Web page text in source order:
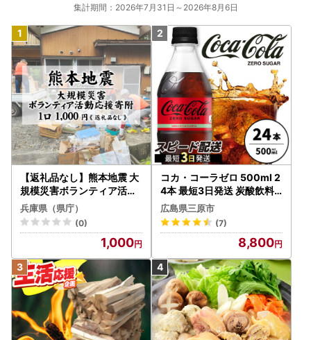
【ワンストップ特例申請書】
「希望する」にチェックをいただいた方に、寄附金受領証明
書とともにお送りいたします。
※寄附申込みのキャンセル、返礼品の変更・返品はできませ
ん。あらかじめご了承ください。
※お礼の品は協力事業者から直接発送いたします。発送のた
めに、協力事業者にも氏名・住所・電話番号の情報を提供し
ておりますので、予めご了承ください。
※ふるさと納税をされた方が受け取られた返礼品について
は、一時所得として課税対象となる場合がございます。
＝＝＝＝＝＝＝＝＝＝＝＝＝＝＝＝＝＝＝＝＝＝＝＝
◇お問い合わせはこちら◇
北海道豊富町ふるさと納税サポート室
TEL：050-5805-1740
FAX：050-3385-1792
E-Mail：support@toyotomi.furusato-lg.jp
営業日のご案内：平日9時～18時 ※土日祝日、年末年始は休
業となります
集計期間：2026年7月31日～2026年8月6日
【返礼品なし】熊本地震 大
規模災害ボランティア活動
応援寄附 1口 1,000円 / 寄附
寄付 寄附のみ 支援
兵庫県（県庁）
(0)
1,000
コカ・コーラゼロ 500ml 2
4本 最短3日発送 炭酸飲料
ペットボトル 糖質ゼロ コー
ク コーラ 飲料 ソフトドリ
ンク 広島県 三原市 014070
広島県三原市
(7)
8,800